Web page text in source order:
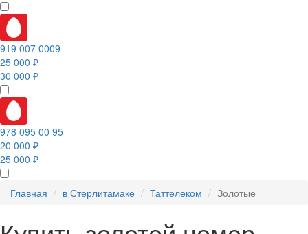
919 007 0009
25 000 ₽
30 000 ₽
978 095 00 95
20 000 ₽
25 000 ₽
Главная в Стерлитамаке Таттелеком Золотые